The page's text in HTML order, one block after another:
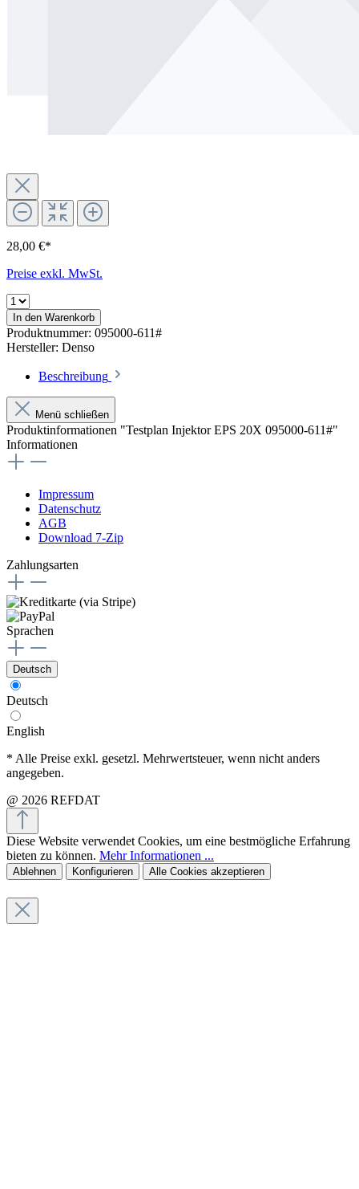
28,00 €*
Preise exkl. MwSt.
In den Warenkorb
Produktnummer: 095000-611#
Hersteller: Denso
Beschreibung
Menü schließen
Produktinformationen "Testplan Injektor EPS 20X 095000-611#"
Informationen
Impressum
Datenschutz
AGB
Download 7-Zip
Zahlungsarten
Sprachen
Deutsch
Deutsch
English
* Alle Preise exkl. gesetzl. Mehrwertsteuer, wenn nicht anders
angegeben.
@ 2026 REFDAT
Diese Website verwendet Cookies, um eine bestmögliche Erfahrung
bieten zu können. Mehr Informationen ...
Ablehnen Konfigurieren Alle Cookies akzeptieren